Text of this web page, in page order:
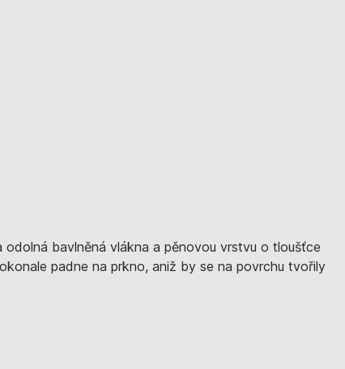
bavlněná vlákna a pěnovou vrstvu o tloušťce
padne na prkno, aniž by se na povrchu tvořily